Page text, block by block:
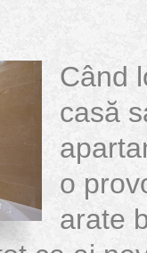
Când
casă
o
arate